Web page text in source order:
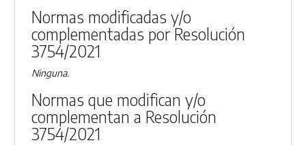
Normas modificadas y/o
complementadas por Resolución
3754/2021
Ninguna.
Normas que modifican y/o
complementan a Resolución
3754/2021